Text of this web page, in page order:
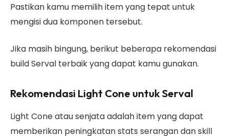
Pastikan kamu memilih item yang tepat untuk
mengisi dua komponen tersebut.
Jika masih bingung, berikut beberapa rekomendasi
build Serval terbaik yang dapat kamu gunakan.
Rekomendasi Light Cone untuk Serval
Light Cone atau senjata adalah item yang dapat
memberikan peningkatan stats serangan dan skill